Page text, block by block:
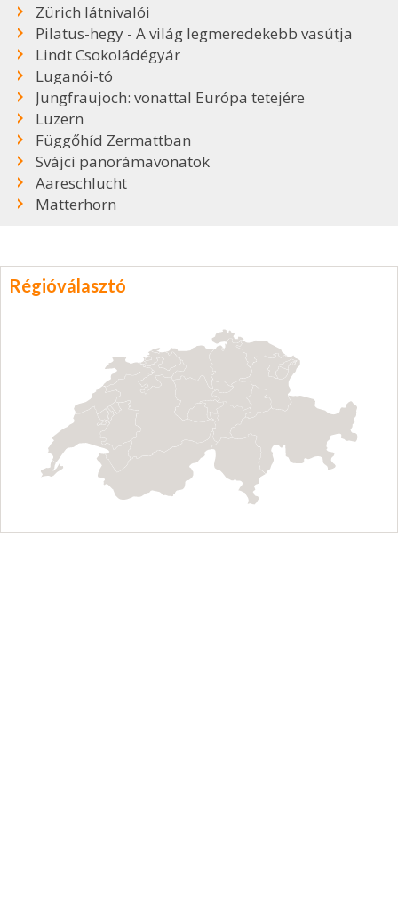
Zürich látnivalói
Pilatus-hegy - A világ legmeredekebb vasútja
Lindt Csokoládégyár
Luganói-tó
Jungfraujoch: vonattal Európa tetejére
Luzern
Függőhíd Zermattban
Svájci panorámavonatok
Aareschlucht
Matterhorn
Régióválasztó